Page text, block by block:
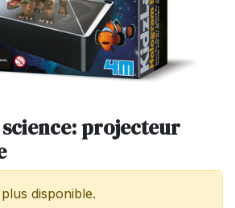
projecteur
disponible.